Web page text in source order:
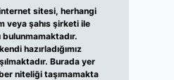
sitesi, herhangi
veya şahıs şirketi ile
bulunmamaktadır.
hazırladığımız
Burada yer
niteliği taşımamakta